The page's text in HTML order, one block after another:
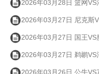
2026年03月28日 篮网VS湖
2026年03月27日 尼克斯VS黄
2026年03月27日 国王VS魔
2026年03月27日 鹈鹕VS活
2026年03月26日 公牛VS76